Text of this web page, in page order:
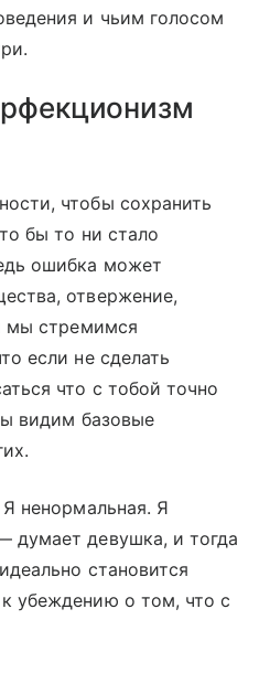
и чьим голосом
чтобы сохранить
бы то ни стало
ошибка может
отвержение,
мы стремимся
если не сделать
что с тобой точно
видим базовые
ненормальная. Я
думает девушка, и тогда
становится
убеждению о том, что с